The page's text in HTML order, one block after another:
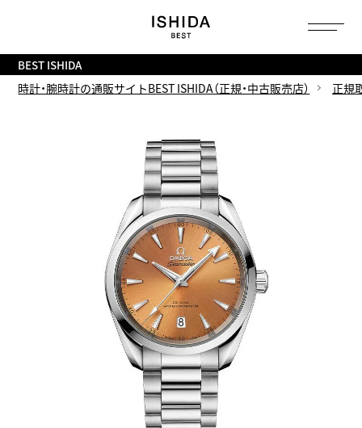
BEST ISHIDA
時計・腕時計の通販サイトBEST ISHIDA（正規・中古販売店）
正規
へ